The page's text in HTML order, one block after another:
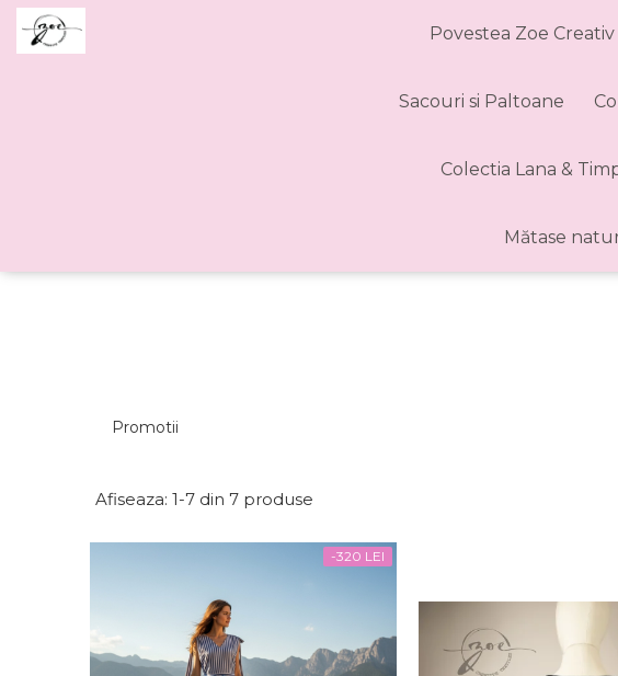
Povestea Zoe Creativ
Sacouri si Paltoane
Colectia Lana &
Mătase
Promotii
Afiseaza: 1-7 din 7 produse
-320 LEI